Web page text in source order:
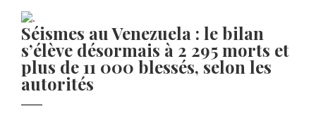
Séismes au Venezuela : le bilan
s’élève désormais à 2 295 morts et
plus de 11 000 blessés, selon les
autorités